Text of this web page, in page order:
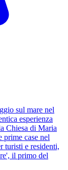
sul mare nel
esperienza
Chiesa di Maria
prime case nel
turisti e residenti,
il primo del